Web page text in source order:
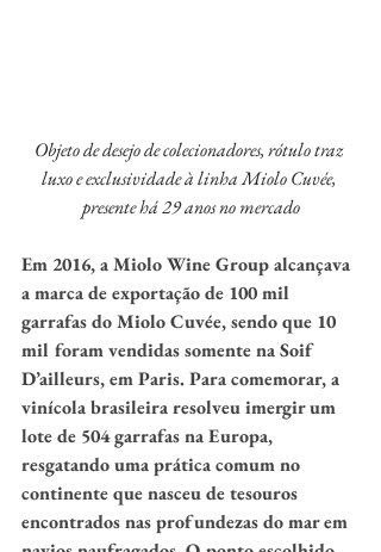
Objeto de desejo de colecionadores, rótulo traz
luxo e exclusividade à linha Miolo Cuvée,
presente há 29 anos no mercado
Em 2016, a Miolo Wine Group alcançava
a marca de exportação de 100 mil
garrafas do Miolo Cuvée, sendo que 10
mil foram vendidas somente na Soif
D’ailleurs, em Paris. Para comemorar, a
vinícola brasileira resolveu imergir um
lote de 504 garrafas na Europa,
resgatando uma prática comum no
continente que nasceu de tesouros
encontrados nas profundezas do mar em